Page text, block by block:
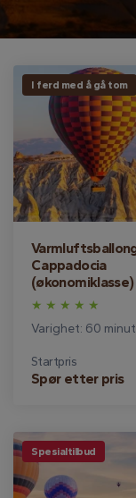
I ferd med å gå tom
Cappadocia
(økonomiklasse)
Varighet: 60
Startpris
Spør etter pris
Spesialtilbud